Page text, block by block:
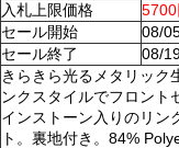
入札上限価格
5700
セール開始
08/
セール終了
08/
きらきら光るメタリック
ンクスタイルでフロント
インストーン入りのリン
ト。裏地付き。84%